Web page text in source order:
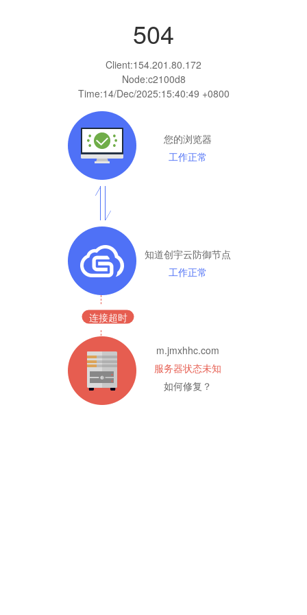
504
Client:154.201.80.172
Node:c2100d8
Time:14/Dec/2025:15:40:49 +0800
您的浏览器
工作正常
知道创宇云防御节点
工作正常
连接超时
m.jmxhhc.com
服务器状态未知
如何修复？